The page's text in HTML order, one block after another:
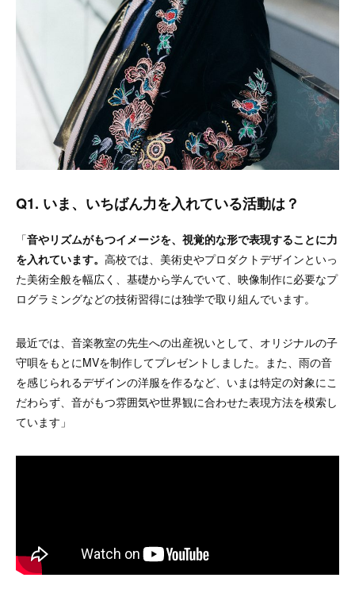
Q1. いま、いちばん力を入れている活動は？
「音やリズムがもつイメージを、視覚的な形で表現することに力
を入れています。 高校では、美術史やプロダクトデザインといっ
た美術全般を幅広く、基礎から学んでいて、映像制作に必要なプ
ログラミングなどの技術習得には独学で取り組んでいます。
最近では、音楽教室の先生への出産祝いとして、オリジナルの子
守唄をもとにMVを制作してプレゼントしました。また、雨の音
を感じられるデザインの洋服を作るなど、いまは特定の対象にこ
だわらず、音がもつ雰囲気や世界観に合わせた表現方法を模索し
ています」